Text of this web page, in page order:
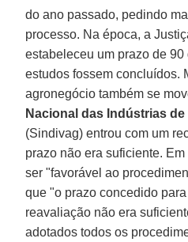
do ano passado, pedindo
processo. Na época, a
estabeleceu um prazo de
estudos fossem concluídos.
agronegócio também se
Nacional das Indústrias de
(Sindivag) entrou com um
prazo não era suficiente.
ser "favorável ao
que "o prazo concedido
reavaliação não era
adotados todos os